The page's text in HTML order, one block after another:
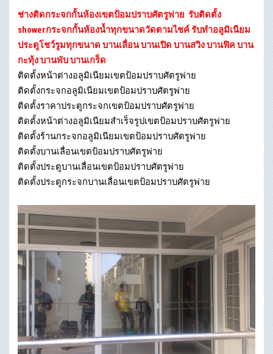
ช่างติดกระจกกั้นห้องเขตป้อมปราบศัตรูพ่าย รับติดตั้ง
showerกระจกกั้นห้องน้ำทุกขนาดวัดตามไชค์ รับทำอลูมิเนียม
ประตูโชว์รูมทุกขนาด บานเลื่อน บานเปิด บานสวิง บานฟิค บาน
กะทุ้ง บานพับ บานเกร็ด
ติดตั้งหน้าต่างอลูมิเนียมเขตป้อมปราบศัตรูพ่าย
ติดตั้งกระจกอลูมิเนียมเขตป้อมปราบศัตรูพ่าย
ติดตั้งราคาประตูกระจกเขตป้อมปราบศัตรูพ่าย
ติดตั้งหน้าต่างอลูมิเนียมสําเร็จรูปเขตป้อมปราบศัตรูพ่าย
ติดตั้งร้านกระจกอลูมิเนียมเขตป้อมปราบศัตรูพ่าย
ติดตั้งบานเลื่อนเขตป้อมปราบศัตรูพ่าย
ติดตั้งประตูบานเลื่อนเขตป้อมปราบศัตรูพ่าย
ติดตั้งประตูกระจกบานเลื่อนเขตป้อมปราบศัตรูพ่าย